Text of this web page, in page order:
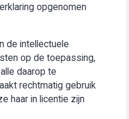
opgenomen
de intellectuele
op de toepassing,
daarop te
rechtmatig gebruik
haar in licentie zijn